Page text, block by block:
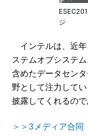
ジ
インテルは、近年
ステムオブシステ
含めたデータセン
野として注力して
披露してくれるので
＞＞3メディア合同